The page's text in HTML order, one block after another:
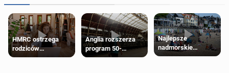
HMRC ostrzega
rodziców
pobierających Child
Anglia rozszerza
program 50-
procentowych
Najlepsze
nadmorskie
miasteczko blisko